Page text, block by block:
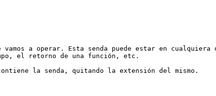
vamos a operar. Esta senda puede estar en
el retorno de una función, etc.
la senda, quitando la extensión del mismo.